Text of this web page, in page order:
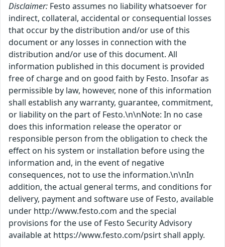
Disclaimer: Festo assumes no liability whatsoever for
indirect, collateral, accidental or consequential losses
that occur by the distribution and/or use of this
document or any losses in connection with the
distribution and/or use of this document. All
information published in this document is provided
free of charge and on good faith by Festo. Insofar as
permissible by law, however, none of this information
shall establish any warranty, guarantee, commitment,
or liability on the part of Festo.\n\nNote: In no case
does this information release the operator or
responsible person from the obligation to check the
effect on his system or installation before using the
information and, in the event of negative
consequences, not to use the information.\n\nIn
addition, the actual general terms, and conditions for
delivery, payment and software use of Festo, available
under http://www.festo.com and the special
provisions for the use of Festo Security Advisory
available at https://www.festo.com/psirt shall apply.